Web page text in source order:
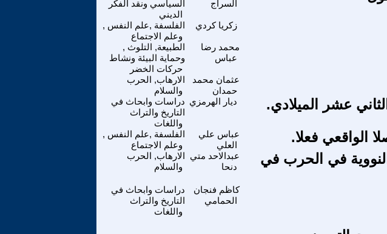
السياسي ونقد الفكر
الديني
السراج
الفلسفة ,علم النفس ,
وعلم الاجتماع
زكريا كردي
الطبيعة, التلوث ,
وحماية البيئة ونشاط
حركات الخضر
محمد رضا
عباس
الارهاب, الحرب
والسلام
عثمان محمد
حمدان
دراسات وابحاث في
التاريخ والتراث
واللغات
ديار الهرمزي عشر الميلادي.
الفلسفة ,علم النفس ,
وعلم الاجتماع
عباس علي
العلي
الواقعي فعلا.
الارهاب, الحرب
والسلام
عبدالاحد متي
دنحا
في الحرب في
دراسات وابحاث في
التاريخ والتراث
واللغات
كاظم فنجان
الحمامي